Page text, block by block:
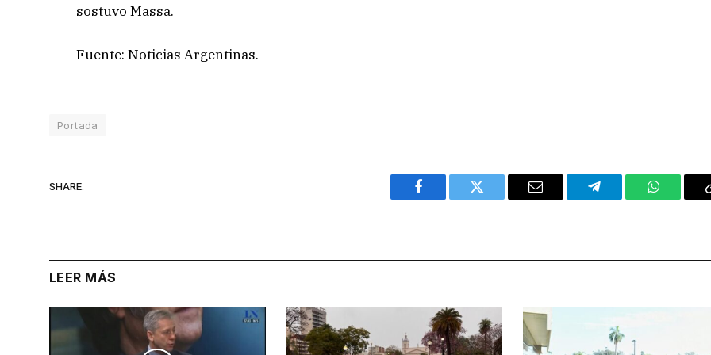
sostuvo Massa.
Fuente: Noticias Argentinas.
Portada
SHARE.
Facebook Twitter Email Telegram
LEER MÁS